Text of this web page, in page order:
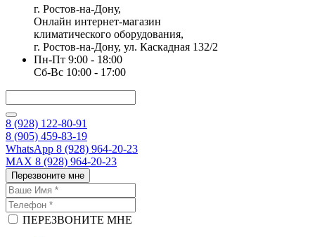
г. Ростов-на-Дону,
Онлайн интернет-магазин
климатического оборудования,
г. Ростов-на-Дону, ул. Каскадная 132/2
Пн-Пт 9:00 - 18:00
Сб-Вс 10:00 - 17:00
8 (928) 122-80-91
8 (905) 459-83-19
WhatsApp 8 (928) 964-20-23
MAX 8 (928) 964-20-23
Перезвоните мне
ПЕРЕЗВОНИТЕ МНЕ